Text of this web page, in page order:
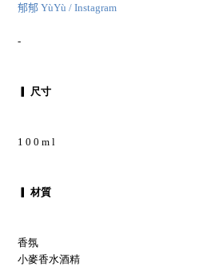
郁郁 YùYù / Instagram
-
▎ 尺寸
1 0 0 m l
▎ 材質
香氛
小麥香水酒精